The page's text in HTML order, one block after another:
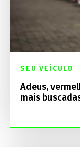
SEU VEÍCULO
Adeus,
mais